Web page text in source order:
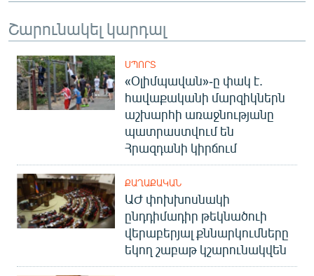
Շարունակել կարդալ
ՍՊՈՐՏ
«Օլիմպավան»-ը փակ է.
հավաքականի մարզիկներն
աշխարհի առաջնությանը
պատրաստվում են
Հրազդանի կիրճում
ՔԱՂԱՔԱԿԱՆ
ԱԺ փոխխոսնակի
ընդդիմադիր թեկնածուի
վերաբերյալ քննարկումները
եկող շաբաթ կշարունակվեն